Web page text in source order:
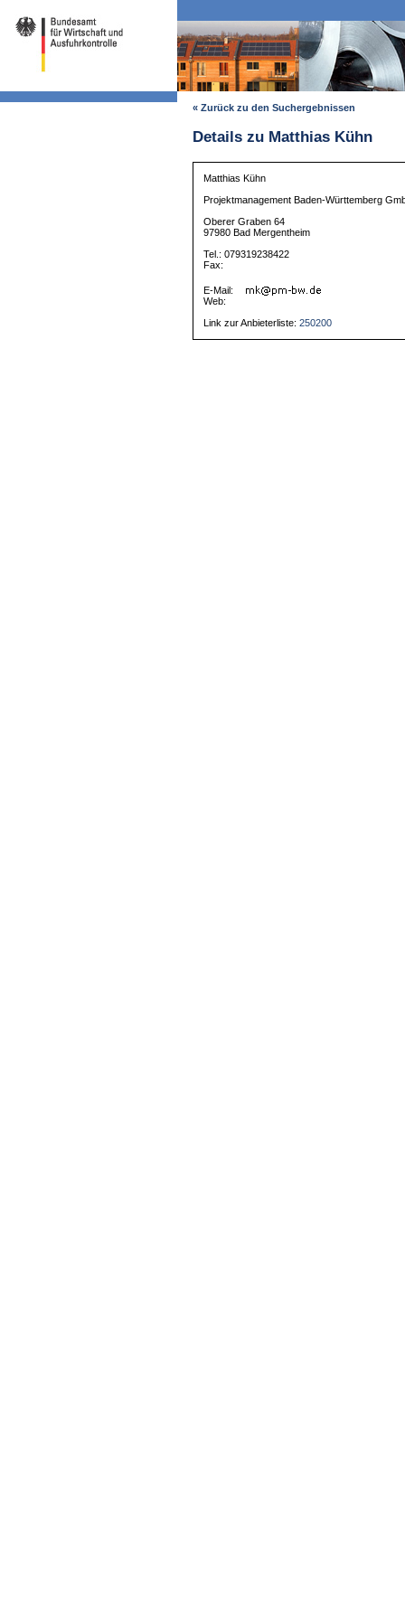
« Zurück zu den Suchergebnissen
Details zu Matthias Kühn
Matthias Kühn
Projektmanagement Baden-Württemberg
Oberer Graben 64
97980 Bad Mergentheim
Tel.: 079319238422
Fax:
E-Mail:
Web:
Link zur Anbieterliste:250200